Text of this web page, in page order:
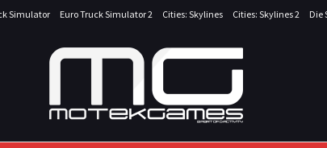
Simulator Euro Truck Simulator 2 Cities: Skylines Cities: Skylines 2 Die